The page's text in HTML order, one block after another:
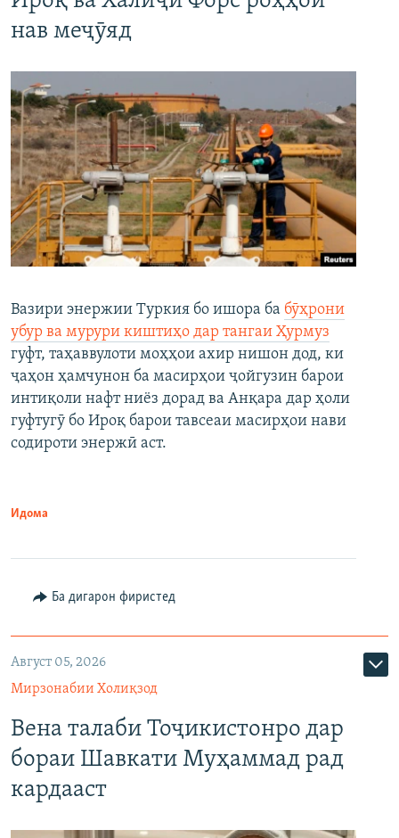
нав меҷӯяд
Вазири энержии Туркия бо ишора ба бӯҳрони
убур ва мурури киштиҳо дар тангаи Ҳурмуз
гуфт, таҳаввулоти моҳҳои ахир нишон дод, ки
ҷаҳон ҳамчунон ба масирҳои ҷойгузин барои
интиқоли нафт ниёз дорад ва Анқара дар ҳоли
гуфтугӯ бо Ироқ барои тавсеаи масирҳои нави
содироти энержӣ аст.
Идома
Ба дигарон фиристед
Август 05, 2026
Мирзонабии Холиқзод
Вена талаби Тоҷикистонро дар
бораи Шавкати Муҳаммад рад
кардааст